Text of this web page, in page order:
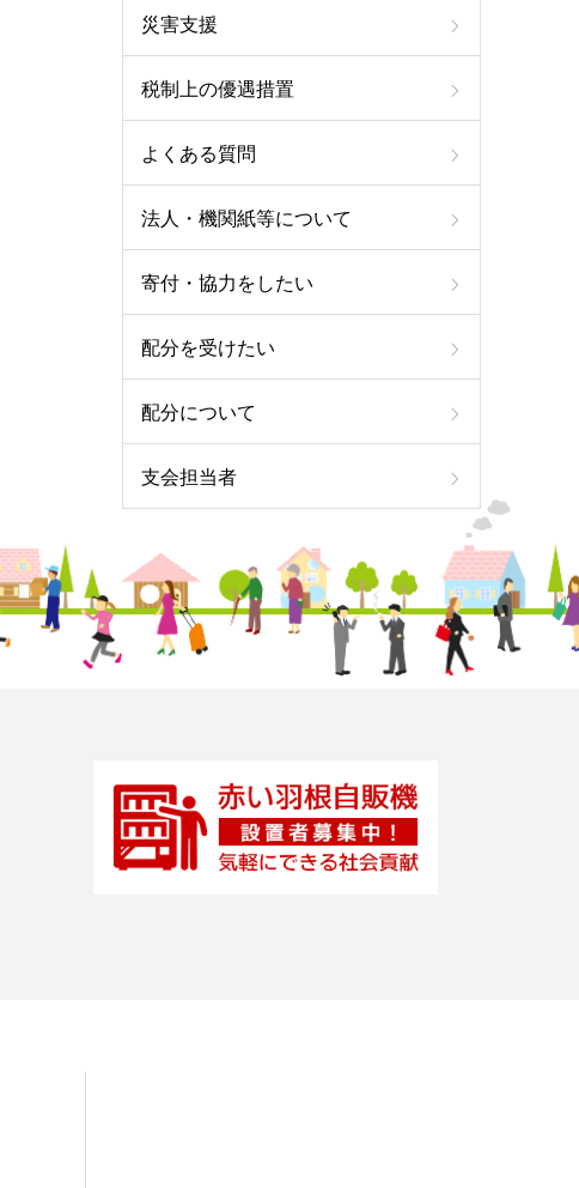
災害支援
税制上の優遇措置
よくある質問
法人・機関紙等について
寄付・協力をしたい
配分を受けたい
配分について
支会担当者